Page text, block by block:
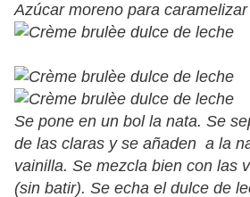
Azúcar moreno para caramelizar
Se pone en un bol la nata. Se
de las claras y se añaden a la
vainilla. Se mezcla bien con las
(sin batir). Se echa el dulce de